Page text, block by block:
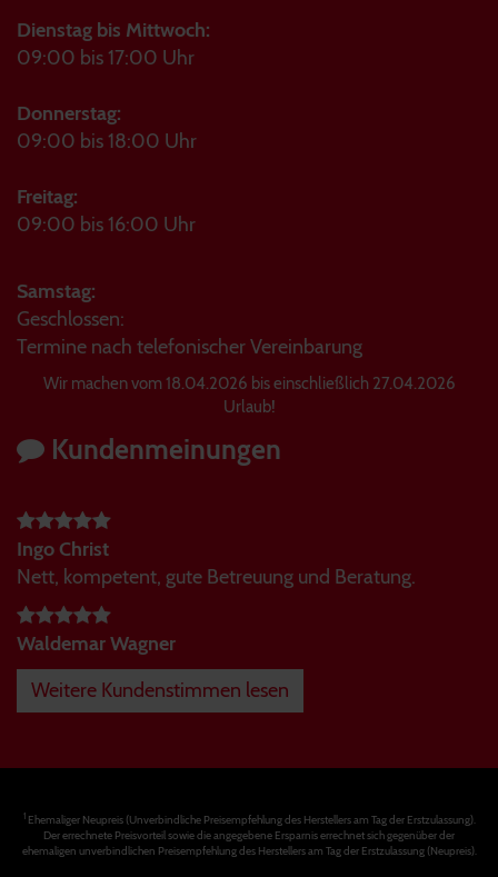
Dienstag bis Mittwoch:
09:00 bis 17:00 Uhr
Donnerstag:
09:00 bis 18:00 Uhr
Freitag:
09:00 bis 16:00 Uhr
Samstag:
Geschlossen:
Termine nach telefonischer Vereinbarung
Wir machen vom 18.04.2026 bis einschließlich 27.04.2026
Urlaub!
Kundenmeinungen
Ingo Christ
Nett, kompetent, gute Betreuung und Beratung.
Waldemar Wagner
Weitere Kundenstimmen lesen
1Ehemaliger Neupreis (Unverbindliche Preisempfehlung des Herstellers am Tag der Erstzulassung).
Der errechnete Preisvorteil sowie die angegebene Ersparnis errechnet sich gegenüber der
ehemaligen unverbindlichen Preisempfehlung des Herstellers am Tag der Erstzulassung (Neupreis).